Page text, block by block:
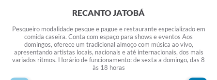
RECANTO JATOBÁ
Pesqueiro modalidade pesque e pague e restaurante especializado em
comida caseira. Conta com espaço para shows e eventos Aos
domingos, oferece um tradicional almoço com música ao vivo,
apresentando artistas locais, nacionais e até internacionais, dos mais
variados ritmos. Horário de funcionamento: de sexta a domingo, das 8
às 18 horas